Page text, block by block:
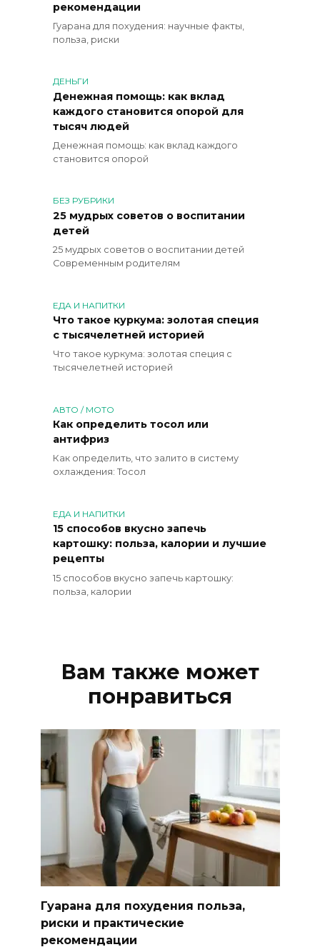
рекомендации
Гуарана для похудения: научные факты,
польза, риски
ДЕНЬГИ
Денежная помощь: как вклад
каждого становится опорой для
тысяч людей
Денежная помощь: как вклад каждого
становится опорой
БЕЗ РУБРИКИ
25 мудрых советов о воспитании
детей
25 мудрых советов о воспитании детей
Современным родителям
ЕДА И НАПИТКИ
Что такое куркума: золотая специя
с тысячелетней историей
Что такое куркума: золотая специя с
тысячелетней историей
АВТО / МОТО
Как определить тосол или
антифриз
Как определить, что залито в систему
охлаждения: Тосол
ЕДА И НАПИТКИ
15 способов вкусно запечь
картошку: польза, калории и лучшие
рецепты
15 способов вкусно запечь картошку:
польза, калории
Вам также может
понравиться
Гуарана для похудения польза,
риски и практические
рекомендации